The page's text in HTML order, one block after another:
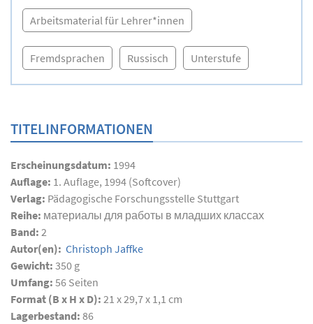
Arbeitsmaterial für Lehrer*innen
Fremdsprachen Russisch Unterstufe
TITELINFORMATIONEN
Erscheinungsdatum: 1994
Auflage: 1. Auflage, 1994 (Softcover)
Verlag: Pädagogische Forschungsstelle Stuttgart
Reihe: материалы для работы в младших классах
Band: 2
Autor(en): Christoph Jaffke
Gewicht: 350 g
Umfang: 56 Seiten
Format (B x H x D): 21 x 29,7 x 1,1 cm
Lagerbestand: 86